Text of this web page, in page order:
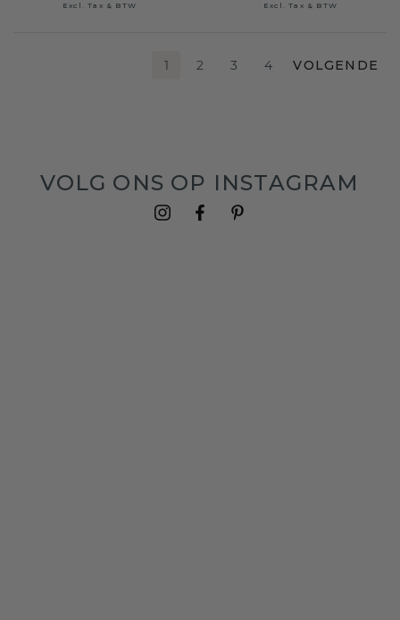
Excl. Tax & BTW Excl. Tax & BTW
1 2 3 4 VOLGENDE
VOLG ONS OP INSTAGRAM